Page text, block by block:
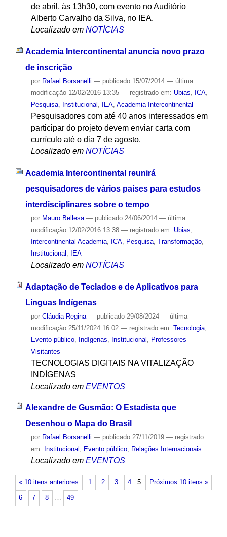
de abril, às 13h30, com evento no Auditório
Alberto Carvalho da Silva, no IEA.
Localizado em NOTÍCIAS
Academia Intercontinental anuncia novo prazo
de inscrição
por Rafael Borsanelli — publicado15/07/2014 — última
modificação12/02/2016 13:35 — registrado em: Ubias, ICA,
Pesquisa, Institucional , IEA, Academia Intercontinental
Pesquisadores com até 40 anos interessados em
participar do projeto devem enviar carta com
currículo até o dia 7 de agosto.
Localizado em NOTÍCIAS
Academia Intercontinental reunirá
pesquisadores de vários países para estudos
interdisciplinares sobre o tempo
por Mauro Bellesa — publicado24/06/2014 — última
modificação12/02/2016 13:38 — registrado em: Ubias
Intercontinental Academia, ICA, Pesquisa, Transformação,
Institucional
IEA
Localizado em NOTÍCIAS
Adaptação de Teclados e de Aplicativos para
Línguas Indígenas
por Cláudia Regina — publicado29/08/2024 — última
modificação25/11/2024 16:02 — registrado em: Tecnologia,
Evento público, Indígenas Institucional
Professores
Visitantes
TECNOLOGIAS DIGITAIS NA VITALIZAÇÃO
INDÍGENAS
Localizado em EVENTOS
Alexandre de Gusmão: O Estadista que
Desenhou o Mapa do Brasil
por Rafael Borsanelli — publicado27/11/2019 — registrado
em: Institucional , Evento público, Relações Internacionais
Localizado em EVENTOS
« 10 itens anteriores Próximos 10 itens »
1 2 3 4 5
6 7 8 … 49